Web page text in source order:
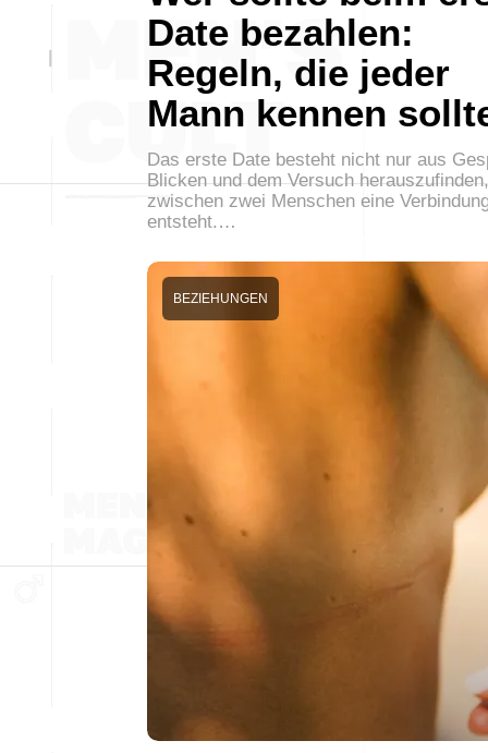
Date bezahlen:
Regeln, die jeder
Mann kennen
Das erste Date besteht nicht nur aus
Blicken und dem Versuch
zwischen zwei Menschen eine
entsteht.…
BEZIEHUNGEN